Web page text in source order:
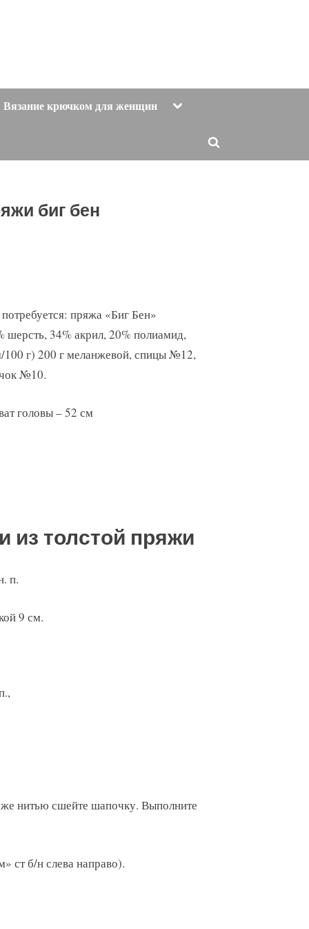
Вязание крючком для женщин Toggle
Toggle
биг бен
пряжа «Биг Бен»
шерсть, 34% акрил, 20% полиамид,
100 г) 200 г меланжевой, спицы №12,
№10.
головы – 52 см
из толстой пряжи
п.
9 см.
же нитью сшейте шапочку. Выполните
ст б/н слева направо).